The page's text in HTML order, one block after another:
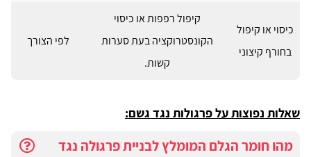
כיסוי או קיפול
בחורף קיצוני
קיפול רפפות או כיסוי
הקונסטרוקציה בעת סערות
קשות.
לפי הצורך
שאלות נפוצות על פרגולות נגד גשם:
מהו חומר הגלם המומלץ לבניית פרגולה נגד